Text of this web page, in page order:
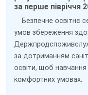
за перше півріччя
Безпечне освітнє
умов збереження
за дотриманням
освіти, щоб
комфортних умовах.